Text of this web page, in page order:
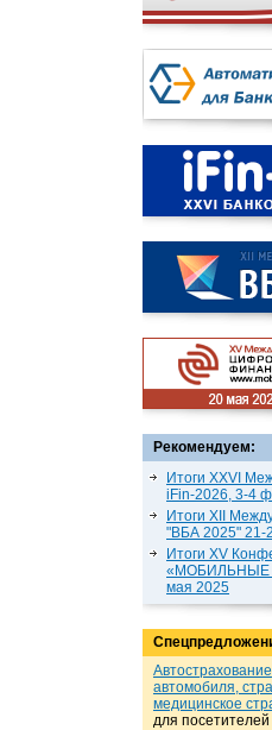
Рекомендуем:
Итоги XXVI
iFin-2026, 3-4
Итоги XII
"ВБА 2025" 21-
Итоги XV
«МОБИЛЬНЫЕ
мая 2025
автомобиля,
медицинское
для посетителей